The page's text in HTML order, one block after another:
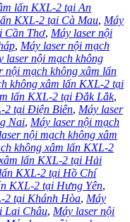
lấn KXL-2 tại An
KXL-2 tại Cà Mau, Máy
Cần Thơ, Máy laser nội
, Máy laser nội mạch
laser nội mạch không
nội mạch không xâm lấn
không xâm lấn KXL-2 tại
lấn KXL-2 tại Đắk Lắk,
2 tại Điện Biên, Máy laser
Nai, Máy laser nội mạch
nội mạch không xâm
không xâm lấn KXL-2
lấn KXL-2 tại Hải
KXL-2 tại Hồ Chí
KXL-2 tại Hưng Yên,
2 tại Khánh Hòa, Máy
Lai Châu, Máy laser nội